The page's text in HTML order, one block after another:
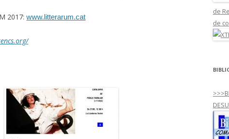
MALETA CEPSE I3-
PARTICIPANTS SEMINARI
PARTICIPANTS CURS 2011-2012
2017: www.litterarum.cat
de
de